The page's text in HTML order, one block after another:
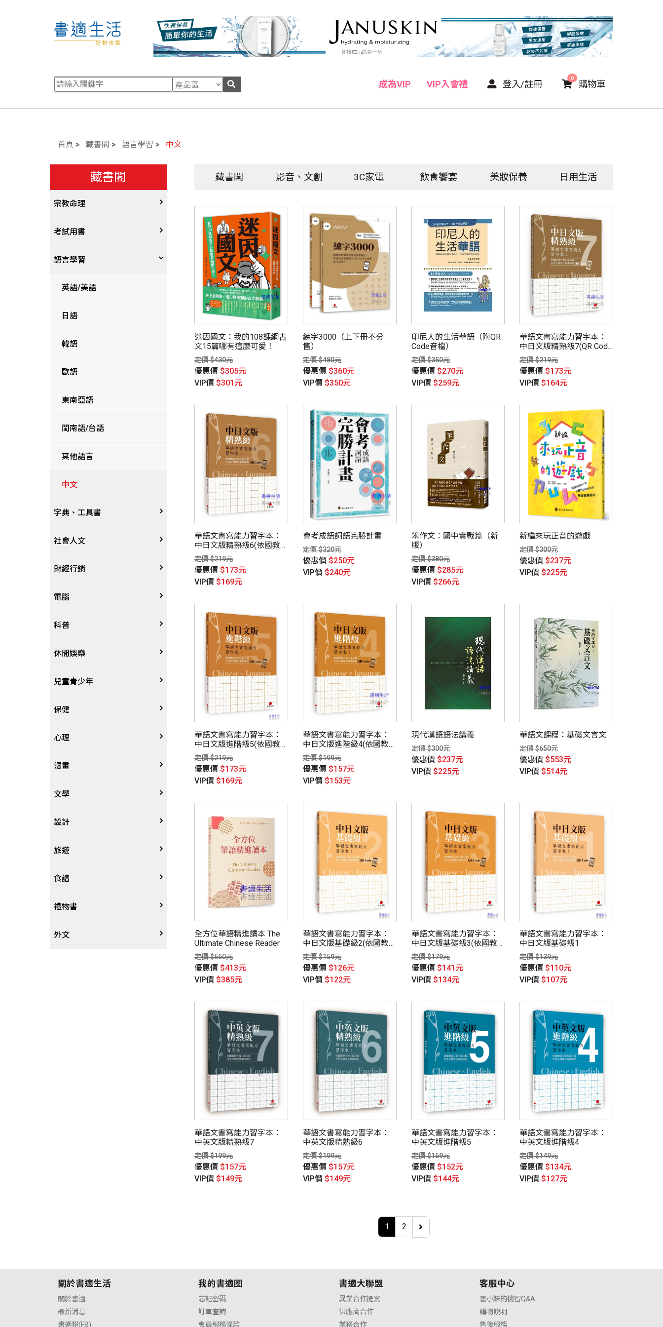
成為VIP VIP入會禮 登入/註冊 購物車
0
首頁 藏書閣 語言學習 中文
藏書閣
宗教命理
宗教
星象星座命理
考試用書
四技二專大學
國考、檢定
留學考試
學習法/考試方法
國中小參考書
語言學習
英語/美語
日語
韓語
歐語
東南亞語
閩南語/台語
其他語言
中文
字典、工具書
字辭典
百科、圖鑑
地圖集
其他工具書
社會人文
社會學、人文思想
法律
政治
軍事
哲學
歷史地理
歷史人物傳記
兩岸國際
財經行銷
行銷廣告
談判溝通
電子商務&趨勢
生涯規劃
經營管理、成功學
商學、經濟學
投資理財
人物傳記
職場工作術
電腦
軟體
硬體
技能檢定
電玩攻略
其他
科普
大自然動植物
天文地理
物理化學
科普
數學
航空
休閒娛樂
體育運動
音樂、樂譜
繪畫/書法
攝影
電影
棋藝桌遊
寵物
時尚、瘦身、芳療
戲劇、舞蹈
動腦解謎
兒童青少年
0~3歲
4~8歲
8~12歲
12~18歲
遊戲書
英語書
教育教養
保健
家庭、親子
疾病養生
醫療人文
心理
心理學
勵志成長
人際關係
生老病死
漫畫
漫畫
圖文繪本
限制級漫畫
文學
中文文學
中文詩詞
武俠小說
奇幻恐佈小說
推理小說
設計
藝術設計
居家佈置
建築工藝
園藝
旅遊
台灣
中港澳
日韓
食譜
中式
西式
禮物書
外文
藏書閣 影音、文創 3C家電 飲食饗宴 美妝保養 日用生活
迷因國文：我的108課綱古
文15篇哪有這麼可愛！
定價 $430元
優惠價 $305元
VIP價 $301元
練字3000（上下冊不分
售）
定價 $480元
優惠價 $360元
VIP價 $350元
印尼人的生活華語（附QR
Code音檔）
定價 $350元
優惠價 $270元
VIP價 $259元
華語文書寫能力習字本：
中日文版精熟級7(QR Code
影片)(依國教院三等七級分
類，含日文釋意及筆順練
習QR Code)
定價 $219元
優惠價 $173元
VIP價 $164元
華語文書寫能力習字本：
中日文版精熟級6(依國教
院三等七級分類，含日文
釋意及筆順練習QR Code)
定價 $219元
優惠價 $173元
VIP價 $169元
會考成語詞語完勝計畫
定價 $320元
優惠價 $250元
VIP價 $240元
笨作文：國中實戰篇（新
版）
定價 $380元
優惠價 $285元
VIP價 $266元
新編來玩正音的遊戲
定價 $300元
優惠價 $237元
VIP價 $225元
華語文書寫能力習字本：
中日文版進階級5(依國教
院三等七級分類，含日文
釋意及筆順練習QR Code)
定價 $219元
優惠價 $173元
VIP價 $169元
華語文書寫能力習字本：
中日文版進階級4(依國教
院三等七級分類，含日文
釋意及筆順練習QR Code)
定價 $199元
優惠價 $157元
VIP價 $153元
現代漢語語法講義
定價 $300元
優惠價 $237元
VIP價 $225元
華語文課程：基礎文言文
定價 $650元
優惠價 $553元
VIP價 $514元
全方位華語精進讀本 The
Ultimate Chinese Reader
定價 $550元
優惠價 $413元
VIP價 $385元
華語文書寫能力習字本：
中日文版基礎級2(依國教
院三等七級分類，含日文
釋意及筆順練習QR Code)
定價 $159元
優惠價 $126元
VIP價 $122元
華語文書寫能力習字本：
中日文版基礎級3(依國教
院三等七級分類，含日文
釋意及筆順練習QR Code)
定價 $179元
優惠價 $141元
VIP價 $134元
華語文書寫能力習字本：
中日文版基礎級1
定價 $139元
優惠價 $110元
VIP價 $107元
華語文書寫能力習字本：
中英文版精熟級7
定價 $199元
優惠價 $157元
VIP價 $149元
華語文書寫能力習字本：
中英文版精熟級6
定價 $199元
優惠價 $157元
VIP價 $149元
華語文書寫能力習字本：
中英文版進階級5
定價 $169元
優惠價 $152元
VIP價 $144元
華語文書寫能力習字本：
中英文版進階級4
定價 $149元
優惠價 $134元
VIP價 $127元
1 2
關於書適生活
關於書適
最新消息
書適粉(FB)
我的書適圈
忘記密碼
訂單查詢
會員服務條款
書適大聯盟
異業合作提案
供應商合作
業務合作
客服中心
書小妹的機智Q&A
購物說明
售後服務